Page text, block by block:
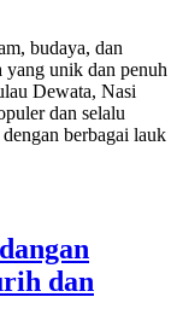
budaya, dan
yang unik dan penuh
Dewata, Nasi
dan selalu
berbagai lauk
dan